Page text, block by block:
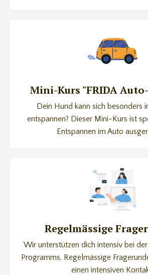
Mini-Kurs "FRIDA
Dein Hund kann sich besonders
entspannen? Dieser Mini-Kurs ist
Entspannen im Auto
Regelmässige
Wir unterstützen dich intensiv bei
Programms. Regelmässige
einen intensiven